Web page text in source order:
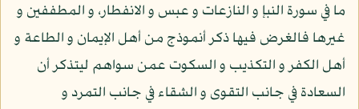
ما في سورة النبإ و النازعات و عبس و الانفطار، و المطففين و
غيرها فالغرض فيها ذكر أنموذج من أهل الإيمان و الطاعة و
أهل الكفر و التكذيب و السكوت عمن سواهم ليتذكر أن
السعادة في جانب التقوى و الشقاء في جانب التمرد و